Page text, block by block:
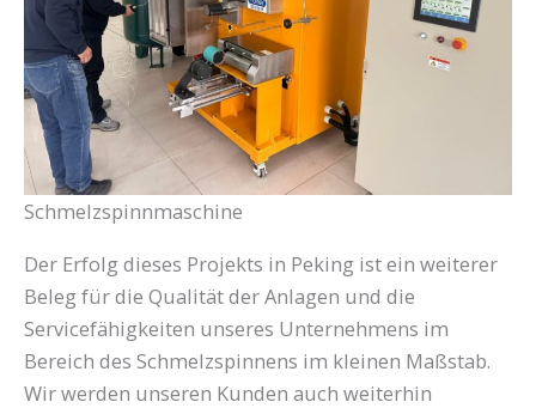
Schmelzspinnmaschine
Der Erfolg dieses Projekts in Peking ist ein weiterer
Beleg für die Qualität der Anlagen und die
Servicefähigkeiten unseres Unternehmens im
Bereich des Schmelzspinnens im kleinen Maßstab.
Wir werden unseren Kunden auch weiterhin